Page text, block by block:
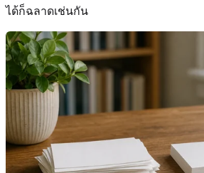
ได้ก็ฉลาดเช่นกัน